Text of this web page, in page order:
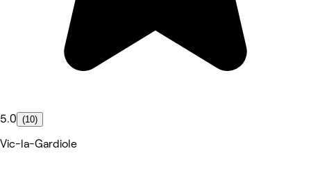
5.0 (10)
Vic-la-Gardiole